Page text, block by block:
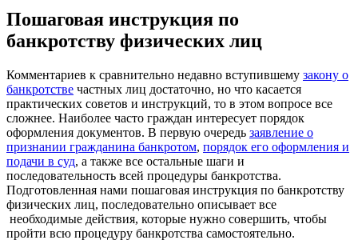
Пошаговая инструкция по
банкротству физических лиц
Комментариев к сравнительно недавно вступившему закону о
банкротстве частных лиц достаточно, но что касается
практических советов и инструкций, то в этом вопросе все
сложнее. Наиболее часто граждан интересует порядок
оформления документов. В первую очередь заявление о
признании гражданина банкротом, порядок его оформления и
подачи в суд, а также все остальные шаги и
последовательность всей процедуры банкротства.
Подготовленная нами пошаговая инструкция по банкротству
физических лиц, последовательно описывает все
необходимые действия, которые нужно совершить, чтобы
пройти всю процедуру банкротства самостоятельно.